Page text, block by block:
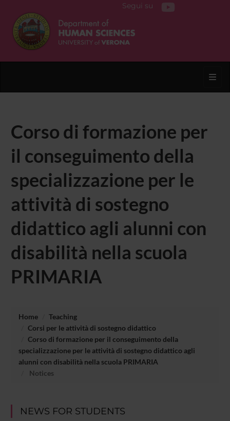
Segui su
Corso di formazione per
il conseguimento della
specializzazione per le
attività di sostegno
didattico agli alunni con
disabilità nella scuola
PRIMARIA
Home
Teaching
Corsi per le attività di sostegno didattico
Corso di formazione per il conseguimento della
specializzazione per le attività di sostegno didattico agli
alunni con disabilità nella scuola PRIMARIA
Notices
NEWS FOR STUDENTS